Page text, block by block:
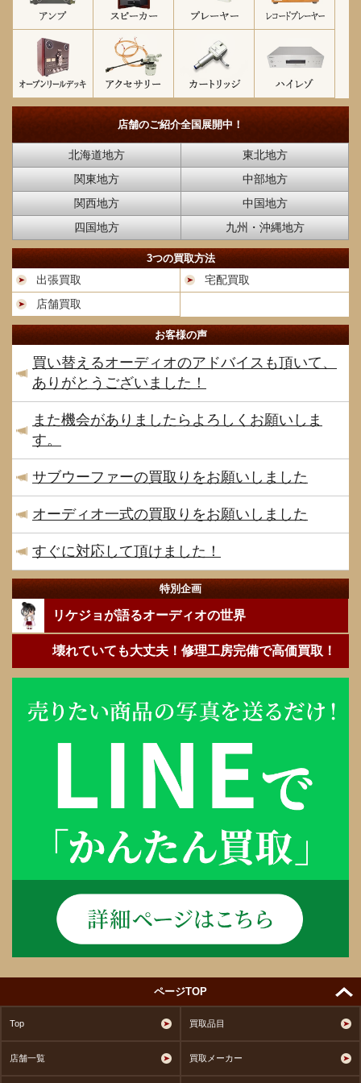
店舗のご紹介全国展開中！
北海道地方
東北地方
関東地方
中部地方
関西地方
中国地方
四国地方
九州・沖縄地方
3つの買取方法
出張買取
宅配買取
店舗買取
お客様の声
買い替えるオーディオのアドバイスも頂いて、
ありがとうございました！
また機会がありましたらよろしくお願いしま
す。
サブウーファーの買取りをお願いしました
オーディオ一式の買取りをお願いしました
すぐに対応して頂けました！
特別企画
リケジョが語るオーディオの世界
壊れていても大丈夫！修理工房完備で高価買取！
ページTOP
Top 買取品目
店舗一覧 買取メーカー